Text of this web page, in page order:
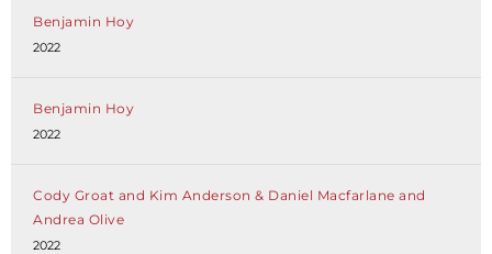
Benjamin Hoy
2022
Benjamin Hoy
2022
Cody Groat and Kim Anderson & Daniel Macfarlane and
Andrea Olive
2022